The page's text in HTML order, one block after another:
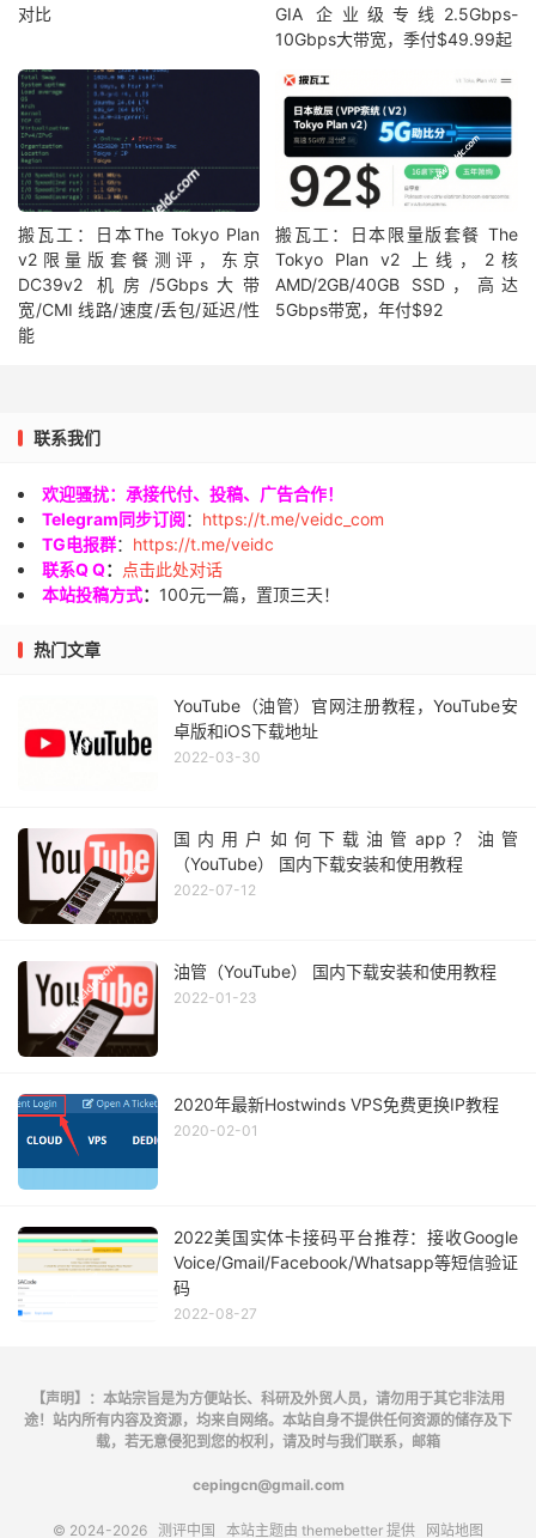
对比
GIA 企业级专线2.5Gbps-
10Gbps大带宽，季付$49.99起
搬瓦工：日本The Tokyo Plan
v2限量版套餐测评，东京
DC39v2 机房/5Gbps大带
宽/CMI 线路/速度/丢包/延迟/性
能
搬瓦工：日本限量版套餐 The
Tokyo Plan v2 上线，2核
AMD/2GB/40GB SSD，高达
5Gbps带宽，年付$92
联系我们
欢迎骚扰：承接代付、投稿、广告合作！
Telegram同步订阅： https://t.me/veidc_com
TG电报群： https://t.me/veidc
联系Q Q：
点击此处对话
本站投稿方式： 100元一篇，置顶三天！
热门文章
YouTube（油管）官网注册教程，YouTube安
卓版和iOS下载地址
2022-03-30
国内用户如何下载油管app？油管
（YouTube） 国内下载安装和使用教程
2022-07-12
油管（YouTube） 国内下载安装和使用教程
2022-01-23
2020年最新Hostwinds VPS免费更换IP教程
2020-02-01
2022美国实体卡接码平台推荐：接收Google
Voice/Gmail/Facebook/Whatsapp等短信验证
码
2022-08-27
【声明】：本站宗旨是为方便站长、科研及外贸人员，请勿用于其它非法用
途！站内所有内容及资源，均来自网络。本站自身不提供任何资源的储存及下
载，若无意侵犯到您的权利，请及时与我们联系，邮箱
cepingcn@gmail.com
© 2024-2026 测评中国 本站主题由 themebetter 提供 网站地图